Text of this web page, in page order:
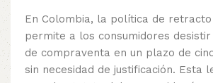
En Colombia, la política de
permite a los consumidores
de compraventa en un plazo de
sin necesidad de justificación. Esta